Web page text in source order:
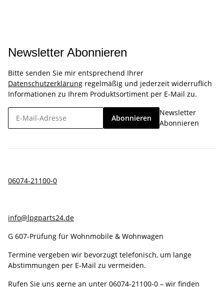
Newsletter Abonnieren
Bitte senden Sie mir entsprechend Ihrer
Datenschutzerklärung regelmäßig und jederzeit widerruflich
Informationen zu Ihrem Produktsortiment per E-Mail zu.
Abonnieren
Newsletter
Abonnieren
06074-21100-0
info@lpgparts24.de
G 607-Prüfung für Wohnmobile & Wohnwagen
Termine vergeben wir bevorzugt telefonisch, um lange
Abstimmungen per E-Mail zu vermeiden.
Rufen Sie uns gerne an unter 06074-21100-0 – wir finden